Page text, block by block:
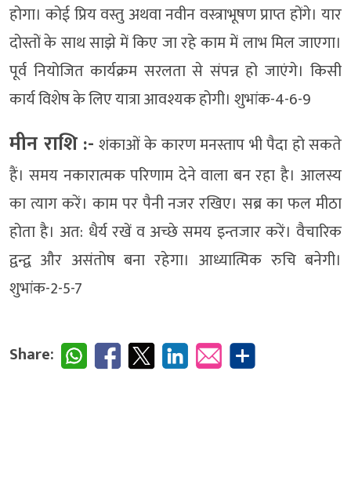
होगा। कोई प्रिय वस्तु अथवा नवीन वस्त्राभूषण प्राप्त होंगे। यार
दोस्तों के साथ साझे में किए जा रहे काम में लाभ मिल जाएगा।
पूर्व नियोजित कार्यक्रम सरलता से संपन्न हो जाएंगे। किसी
कार्य विशेष के लिए यात्रा आवश्यक होगी। शुभांक-4-6-9
मीन राशि :- शंकाओं के कारण मनस्ताप भी पैदा हो सकते
हैं। समय नकारात्मक परिणाम देने वाला बन रहा है। आलस्य
का त्याग करें। काम पर पैनी नजर रखिए। सब्र का फल मीठा
होता है। अत: धैर्य रखें व अच्छे समय इन्तजार करें। वैचारिक
द्वन्द्व और असंतोष बना रहेगा। आध्यात्मिक रुचि बनेगी।
शुभांक-2-5-7
Share: